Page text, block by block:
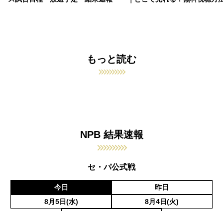
もっと読む
NPB 結果速報
セ・パ公式戦
今日
昨日
8月5日(水)
8月4日(火)